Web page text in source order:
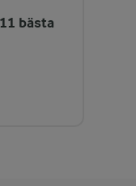
bästa